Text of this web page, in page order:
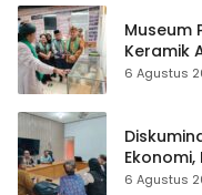
Museum
Keramik
Hampir
6 Agustus
Terbuka
6 Agustus